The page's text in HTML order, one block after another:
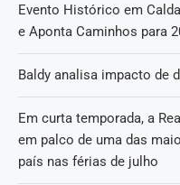
Evento Histórico em
e Aponta Caminhos para
Baldy analisa impacto de
Em curta temporada, a
em palco de uma das
país nas férias de julho